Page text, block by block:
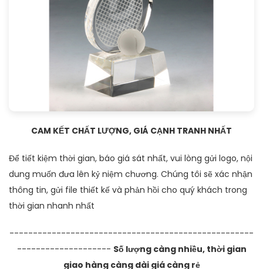
CAM KẾT CHẤT LƯỢNG, GIÁ CẠNH TRANH NHẤT
Để tiết kiệm thời gian, báo giá sát nhất, vui lòng gửi logo, nội
dung muốn đưa lên kỷ niệm chương. Chúng tôi sẽ xác nhận
thông tin, gửi file thiết kế và phản hồi cho quý khách trong
thời gian nhanh nhất
----------------------------------------------------
-------------------- Số lượng càng nhiều, thời gian
giao hàng càng dài giá càng rẻ